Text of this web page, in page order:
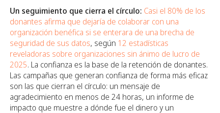
Un seguimiento que cierra el círculo: Casi el 80% de los
donantes afirma que dejaría de colaborar con una
organización benéfica si se enterara de una brecha de
seguridad de sus datos, según 12 estadísticas
reveladoras sobre organizaciones sin ánimo de lucro de
2025. La confianza es la base de la retención de donantes.
Las campañas que generan confianza de forma más eficaz
son las que cierran el círculo: un mensaje de
agradecimiento en menos de 24 horas, un informe de
impacto que muestre a dónde fue el dinero y un